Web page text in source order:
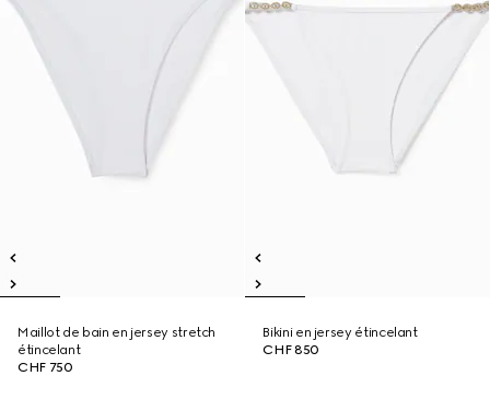
Maillot de bain en jersey stretch
étincelant
CHF 750
Bikini en jersey étincelant
CHF 850